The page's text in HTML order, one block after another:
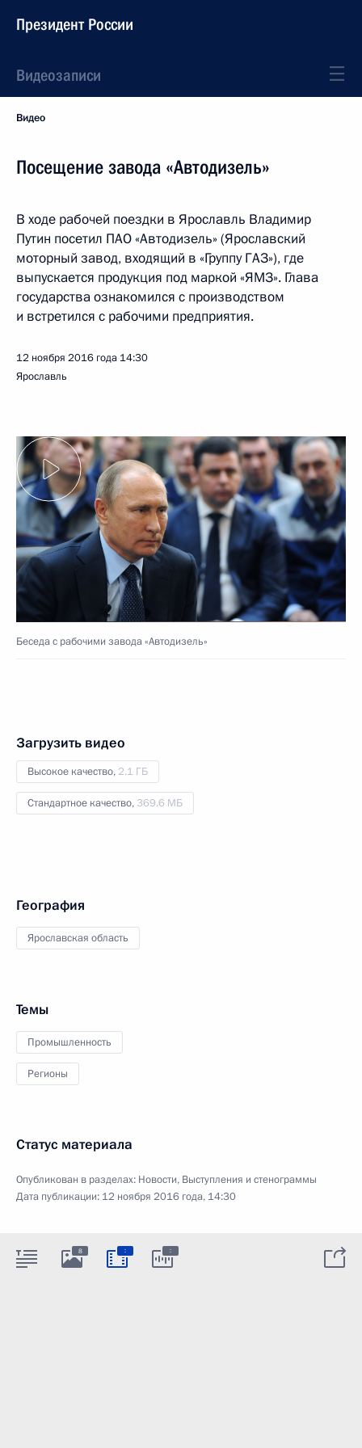
Президент России
Видеозаписи
Видео
Посещение завода «Автодизель»
В ходе рабочей поездки в Ярославль Владимир
Путин посетил ПАО «Автодизель» (Ярославский
моторный завод, входящий в «Группу ГАЗ»), где
выпускается продукция под маркой «ЯМЗ». Глава
государства ознакомился с производством
и встретился с рабочими предприятия.
12 ноября 2016 года 14:30
Ярославль
Беседа с рабочими завода «Автодизель»
Загрузить видео
Высокое качество, 2.1 ГБ
Стандартное качество, 369.6 МБ
География
Ярославская область
Темы
Промышленность
Регионы
Статус материала
Опубликован в разделах: Новости, Выступления и стенограммы
Дата публикации: 12 ноября 2016 года, 14:30
8 : :